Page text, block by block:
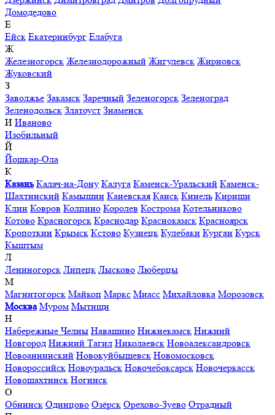
Домодедово
Е
Ейск Екатеринбург Елабуга
Ж
Железногорск Железнодорожный Жигулевск Жирновск
Жуковский
З
Заволжье Закамск Заречный Зеленогорск Зеленоград
Зеленодольск Златоуст Знаменск
И Иваново
Изобильный
Й
Йошкар-Ола
К
Казань Калач-на-Дону Калуга Каменск-Уральский Каменск-
Шахтинский Камышин Каневская Канск Кинель Кириши
Клин Ковров Колпино Королев Кострома Котельниково
Котово Красногорск Краснодар Краснокамск Красноярск
Кропоткин Крымск Кстово Кузнецк Кулебаки Курган Курск
Кыштым
Л
Лениногорск Липецк Лысково Люберцы
М
Магнитогорск Майкоп Маркс Миасс Михайловка Морозовск
Москва Муром Мытищи
Н
Набережные Челны Навашино Нижнекамск Нижний
Новгород Нижний Тагил Николаевск Новоалександровск
Новоаннинский Новокуйбышевск Новомосковск
Новороссийск Новоуральск Новочебоксарск Новочеркасск
Новошахтинск Ногинск
О
Обнинск Одинцово Озёрск Орехово-Зуево Отрадный